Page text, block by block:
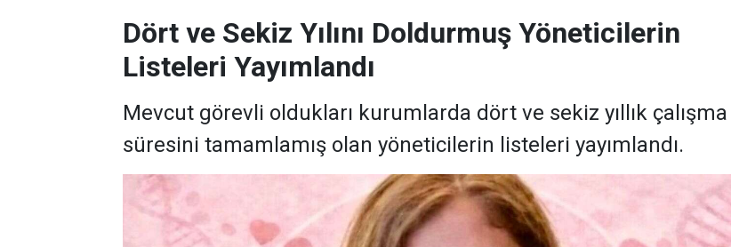
Dört ve Sekiz Yılını Doldurmuş Yöneticilerin
Listeleri Yayımlandı
Mevcut görevli oldukları kurumlarda dört ve sekiz yıllık çalışma
süresini tamamlamış olan yöneticilerin listeleri yayımlandı.